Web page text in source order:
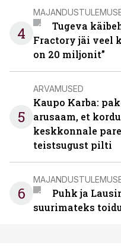
4
Tugeva
Fractory jäi veel
on 20 miljonit”
5
ARVAMUSED
Kaupo Karba:
arusaam, et
keskkonnale
teistsugust pilti
6
Puhk ja
suurimateks